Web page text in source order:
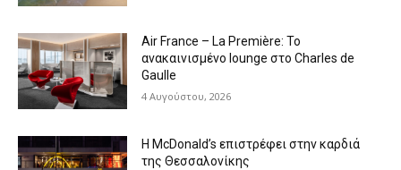
Air France – La Première: Το
ανακαινισμένο lounge στο Charles de
Gaulle
4 Αυγούστου, 2026
Η McDonald’s επιστρέφει στην καρδιά
της Θεσσαλονίκης